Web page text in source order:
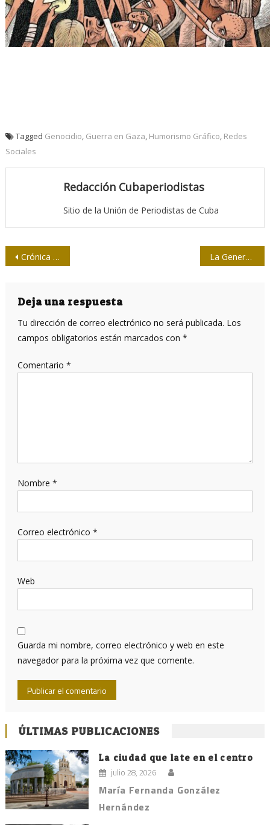
Tagged Genocidio, Guerra en Gaza, Humorismo Gráfico, Redes
Sociales
Redacción Cubaperiodistas
Sitio de la Unión de Periodistas de Cuba
Navegación
entradas
Crónica de un corazón expandido: de Nicaragua a Cuba y más allá La Generación Z retrasa en su alfabeto las noticias locales
Deja una respuesta
Tu dirección de correo electrónico no será publicada. Los
campos obligatorios están marcados con *
Comentario *
Nombre *
Correo electrónico *
Web
Guarda mi nombre, correo electrónico y web en este
navegador para la próxima vez que comente.
ÚLTIMAS PUBLICACIONES
La ciudad que late en el centro
julio 28, 2026
María Fernanda González
Hernández